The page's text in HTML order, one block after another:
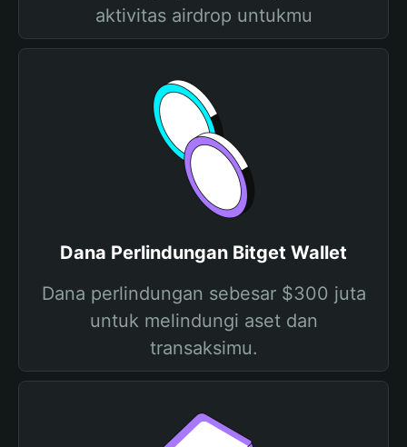
aktivitas airdrop untukmu
Dana Perlindungan Bitget Wallet
Dana perlindungan sebesar $300 juta
untuk melindungi aset dan
transaksimu.